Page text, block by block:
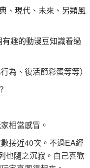
、現代、未來、另類風
趣的動漫豆知識看過
為、復活節彩蛋等等）
相當感冒。
接近40次。不過EA經
也隨之沉寂。自己喜歡